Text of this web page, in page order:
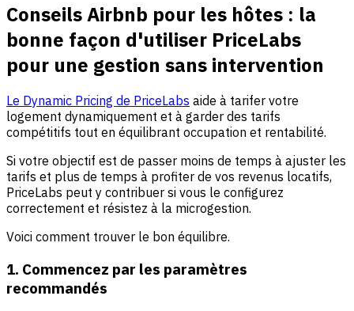
Conseils Airbnb pour les hôtes : la
bonne façon d'utiliser PriceLabs
pour une gestion sans intervention
Le Dynamic Pricing de PriceLabs aide à tarifer votre
logement dynamiquement et à garder des tarifs
compétitifs tout en équilibrant occupation et rentabilité.
Si votre objectif est de passer moins de temps à ajuster les
tarifs et plus de temps à profiter de vos revenus locatifs,
PriceLabs peut y contribuer si vous le configurez
correctement et résistez à la microgestion.
Voici comment trouver le bon équilibre.
1. Commencez par les paramètres
recommandés